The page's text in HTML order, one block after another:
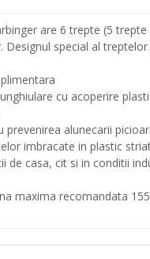
are 6 trepte (5
Designul special al
cu acoperire
prevenirea alunecarii
imbracate in plastic
de casa, cit si in conditii
maxima recomandata